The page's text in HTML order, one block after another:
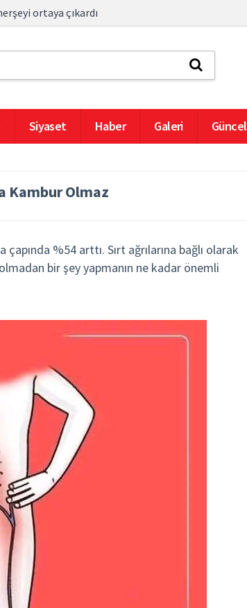
ortaya çıkardı
Siyaset Haber Galeri Güncel
Kambur Olmaz
%54 arttı. Sırt ağrılarına bağlı olarak
bir şey yapmanın ne kadar önemli